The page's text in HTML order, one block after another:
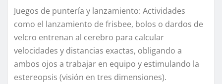
Juegos de puntería y lanzamiento: Actividades
como el lanzamiento de frisbee, bolos o dardos de
velcro entrenan al cerebro para calcular
velocidades y distancias exactas, obligando a
ambos ojos a trabajar en equipo y estimulando la
estereopsis (visión en tres dimensiones).